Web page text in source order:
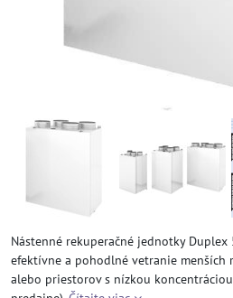
Nástenné rekuperačné jednotky Duplex
efektívne a pohodlné vetranie menších
alebo priestorov s nízkou